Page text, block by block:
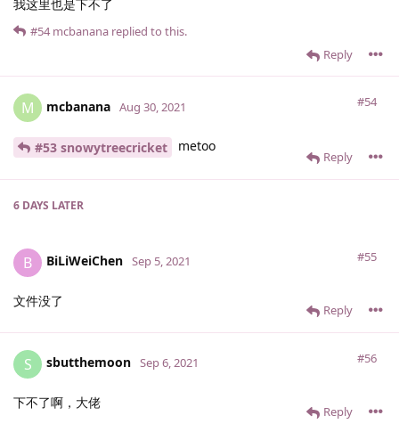
我这里也是下不了
Reply
#54 mcbanana replied to this.
M mcbanana #54
Aug 30, 2021
#53 snowytreecricket metoo
Reply
6 DAYS LATER
B BiLiWeiChen #55
Sep 5, 2021
文件没了
Reply
S sbutthemoon #56
Sep 6, 2021
下不了啊，大佬
Reply